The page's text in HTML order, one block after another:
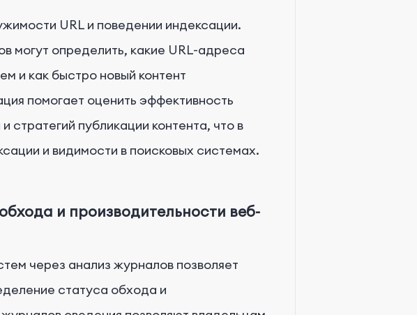
URL и поведении индексации.
могут определить, какие URL-адреса
и как быстро новый контент
помогает оценить эффективность
стратегий публикации контента, что в
и видимости в поисковых системах.
и производительности веб-
через анализ журналов позволяет
статуса обхода и